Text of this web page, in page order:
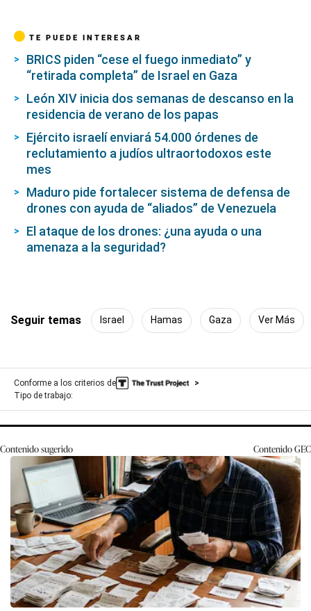
TE PUEDE INTERESAR
BRICS piden “cese el fuego inmediato” y
“retirada completa” de Israel en Gaza
León XIV inicia dos semanas de descanso en la
residencia de verano de los papas
Ejército israelí enviará 54.000 órdenes de
reclutamiento a judíos ultraortodoxos este
mes
Maduro pide fortalecer sistema de defensa de
drones con ayuda de “aliados” de Venezuela
El ataque de los drones: ¿una ayuda o una
amenaza a la seguridad?
Seguir temas Israel Hamas Gaza Ver Más
Conforme a los criterios de
Tipo de trabajo:
Contenido sugerido ContenidoGEC